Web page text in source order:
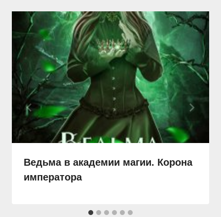
Ведьма в академии магии. Корона
императора